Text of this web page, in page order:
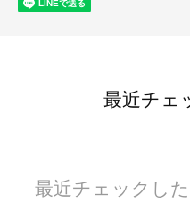
最近チェ
最近チェックし